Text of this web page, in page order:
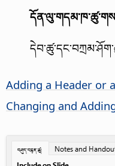
Adding a Header or
Changing and